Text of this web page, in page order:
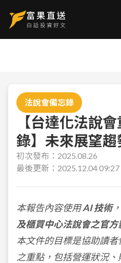
法說會備忘錄
【台達化法說
錄】未來展望
初次發布： 2025.08.26
最後更新： 2025.12.04 09:27
本報告內容使用AI 技術
及櫃買中心法說會之官方
本文件的目標是協助讀
之重點，包括營運狀況